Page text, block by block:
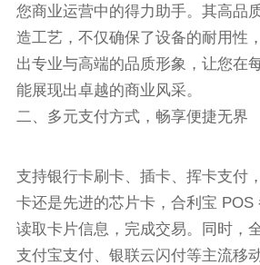
您商业运营中的得力助手。其高品
造工艺，不仅确保了设备的耐用性
出专业与高端的品质形象，让您在
能展现出卓越的商业风采。
二、多元支付方式，畅享便捷无界
支持银行卡刷卡、插卡、挥卡支付
卡还是先进的芯片卡，合利宝 POS
读取卡片信息，完成交易。同时，
支付宝支付、银联云闪付等主流移